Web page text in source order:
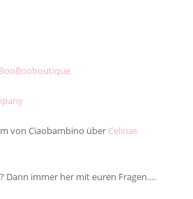
BooBooboutique
von Ciaobambino über Celinas
Dann immer her mit euren Fragen….